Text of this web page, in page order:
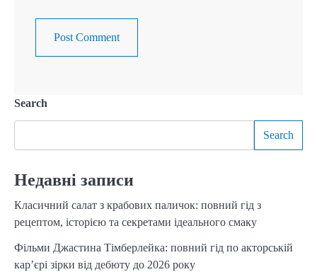
Search
Search
Недавні записи
Класичний салат з крабових паличок: повний гід з
рецептом, історією та секретами ідеального смаку
Фільми Джастина Тімберлейка: повний гід по акторській
кар’єрі зірки від дебюту до 2026 року